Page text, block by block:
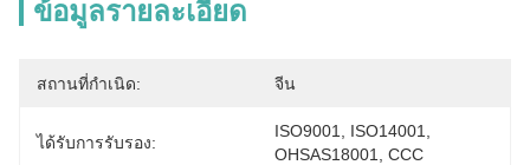
ข้อมูลรายละเอียด
สถานที่กำเนิด: จีน
ได้รับการรับรอง:
ISO9001, ISO14001,
OHSAS18001, CCC